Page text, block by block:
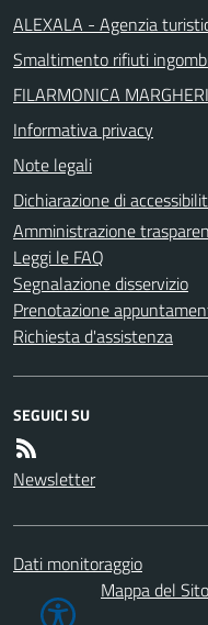
ALEXALA - Agenzia
Smaltimento rifiuti
FILARMONICA
Informativa privacy
Note legali
Dichiarazione di
Amministrazione
Leggi le FAQ
Segnalazione disservizio
Prenotazione
Richiesta d'assistenza
SEGUICI SU
Newsletter
Dati monitoraggio
Mappa del Sito